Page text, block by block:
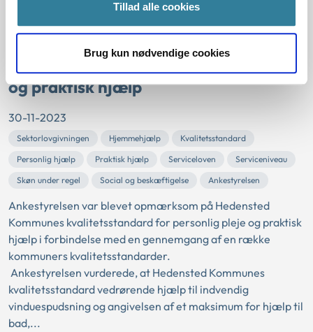
Tillad alle cookies
Brug kun nødvendige cookies
Hedensted Kommunes
kvalitetsstandard for personlig pleje
og praktisk hjælp
30-11-2023
Sektorlovgivningen Hjemmehjælp
Kvalitetsstandard
Personlig hjælp
Praktisk hjælp Serviceloven
Serviceniveau
Skøn under regel
Social og beskæftigelse Ankestyrelsen
Ankestyrelsen var blevet opmærksom på Hedensted
Kommunes kvalitetsstandard for personlig pleje og praktisk
hjælp i forbindelse med en gennemgang af en række
kommuners kvalitetsstandarder.
Ankestyrelsen vurderede, at Hedensted Kommunes
kvalitetsstandard vedrørende hjælp til indvendig
vinduespudsning og angivelsen af et maksimum for hjælp til
bad,...